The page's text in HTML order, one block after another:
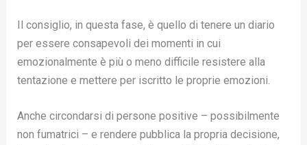
Il consiglio, in questa fase, è quello di tenere un diario
per essere consapevoli dei momenti in cui
emozionalmente è più o meno difficile resistere alla
tentazione e mettere per iscritto le proprie emozioni.
Anche circondarsi di persone positive – possibilmente
non fumatrici – e rendere pubblica la propria decisione,